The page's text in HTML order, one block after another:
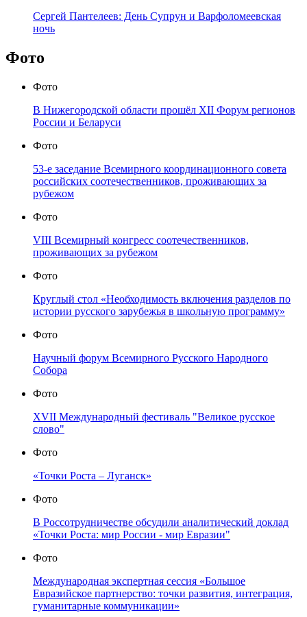
Сергей Пантелеев: День Супрун и Варфоломеевская
ночь
Фото
Фото
В Нижегородской области прошёл XII Форум регионов
России и Беларуси
Фото
53-е заседание Всемирного координационного совета
российских соотечественников, проживающих за
рубежом
Фото
VIII Всемирный конгресс соотечественников,
проживающих за рубежом
Фото
Круглый стол «Необходимость включения разделов по
истории русского зарубежья в школьную программу»
Фото
Научный форум Всемирного Русского Народного
Собора
Фото
XVII Международный фестиваль "Великое русское
слово"
Фото
«Точки Роста – Луганск»
Фото
В Россотрудничестве обсудили аналитический доклад
«Точки Роста: мир России - мир Евразии"
Фото
Международная экспертная сессия «Большое
Евразийское партнерство: точки развития, интеграция,
гуманитарные коммуникации»